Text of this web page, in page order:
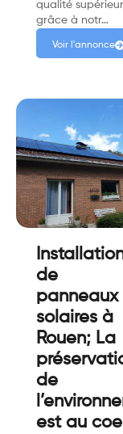
qualité
grâce à notr…
Voir l'annonce
de
panneaux
solaires à
Rouen; La
de
est au